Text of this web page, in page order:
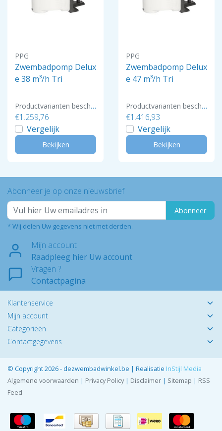
PPG
Zwembadpomp Delux
e 38 m³/h Tri
Productvarianten beschikbaar
€1.259,76
Vergelijk
Bekijken
PPG
Zwembadpomp Delux
e 47 m³/h Tri
Productvarianten beschikbaar
€1.416,93
Vergelijk
Bekijken
Abonneer je op onze nieuwsbrief
Abonneer
* Wij delen Uw gegevens niet met derden.
Mijn account
Raadpleeg hier Uw account
Vragen ?
Contactpagina
Klantenservice
Mijn account
Categorieën
Contactgegevens
© Copyright 2026 - dezwembadwinkel.be | Realisatie InStijl Media
Algemene voorwaarden | Privacy Policy| Disclaimer | Sitemap | RSS
Feed